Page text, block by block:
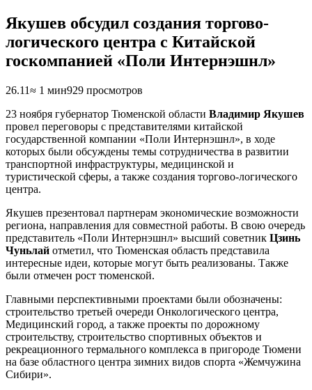
Якушев обсудил создания торгово-
логического центра с Китайской
госкомпанией «Поли Интернэшнл»
26.11≈ 1 мин929 просмотров
23 ноября губернатор Тюменской области Владимир Якушев
провел переговоры с представителями китайской
государственной компании «Поли Интернэшнл», в ходе
которых были обсуждены темы сотрудничества в развитии
транспортной инфраструктуры, медицинской и
туристической сферы, а также создания торгово-логического
центра.
Якушев презентовал партнерам экономические возможности
региона, направления для совместной работы. В свою очередь
представитель «Поли Интернэшнл» высший советник Цзинь
Чуньлай отметил, что Тюменская область представила
интересные идеи, которые могут быть реализованы. Также
были отмечен рост тюменской.
Главными перспективными проектами были обозначены:
строительство третьей очереди Онкологического центра,
Медицинский город, а также проекты по дорожному
строительству, строительство спортивных объектов и
рекреационного термального комплекса в пригороде Тюмени
на базе областного центра зимних видов спорта «Жемчужина
Сибири».